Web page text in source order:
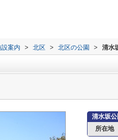
設案内 > 北区 > 北区の公園 > 清水
清水坂
所在地